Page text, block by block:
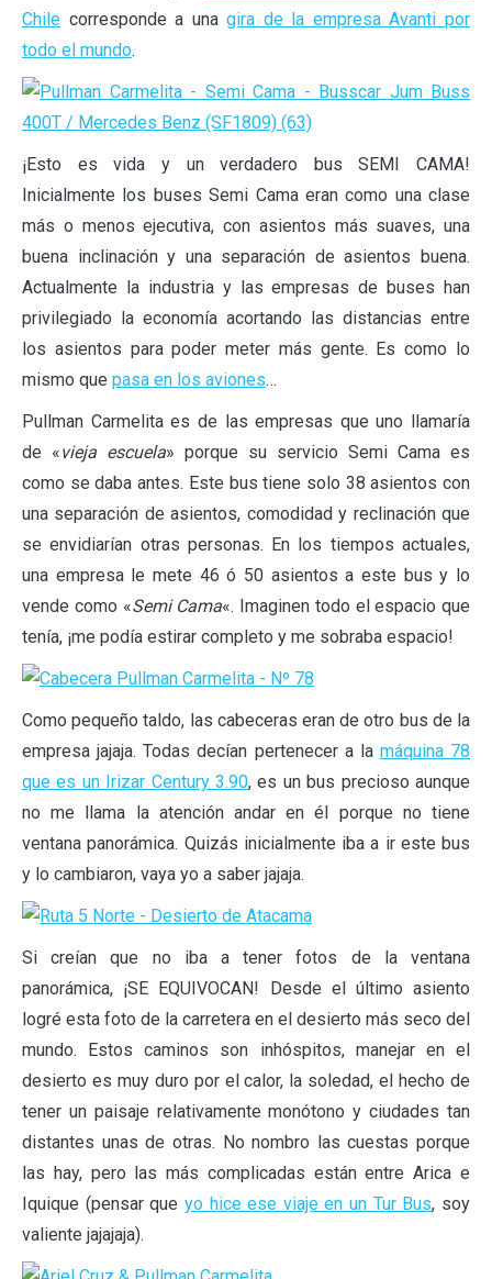
Chile corresponde a unagira de la empresa Avanti por
todo el mundo.
¡Esto es vida y un verdadero bus SEMI CAMA!
Inicialmente los buses Semi Cama eran como una clase
más o menos ejecutiva, con asientos más suaves, una
buena inclinación y una separación de asientos buena.
Actualmente la industria y las empresas de buses han
privilegiado la economía acortando las distancias entre
los asientos para poder meter más gente. Es como lo
mismo que pasa en los aviones…
Pullman Carmelita es de las empresas que uno llamaría
de «vieja escuela» porque su servicio Semi Cama es
como se daba antes. Este bus tiene solo 38 asientos con
una separación de asientos, comodidad y reclinación que
se envidiarían otras personas. En los tiempos actuales,
una empresa le mete 46 ó 50 asientos a este bus y lo
vende como «Semi Cama«. Imaginen todo el espacio que
tenía, ¡me podía estirar completo y me sobraba espacio!
Como pequeño taldo, las cabeceras eran de otro bus de la
empresa jajaja. Todas decían pertenecer a la máquina 78
que es un Irizar Century 3.90, es un bus precioso aunque
no me llama la atención andar en él porque no tiene
ventana panorámica. Quizás inicialmente iba a ir este bus
y lo cambiaron, vaya yo a saber jajaja.
Si creían que no iba a tener fotos de la ventana
panorámica, ¡SE EQUIVOCAN! Desde el último asiento
logré esta foto de la carretera en el desierto más seco del
mundo. Estos caminos son inhóspitos, manejar en el
desierto es muy duro por el calor, la soledad, el hecho de
tener un paisaje relativamente monótono y ciudades tan
distantes unas de otras. No nombro las cuestas porque
las hay, pero las más complicadas están entre Arica e
Iquique (pensar que yo hice ese viaje en un Tur Bus, soy
valiente jajajaja).